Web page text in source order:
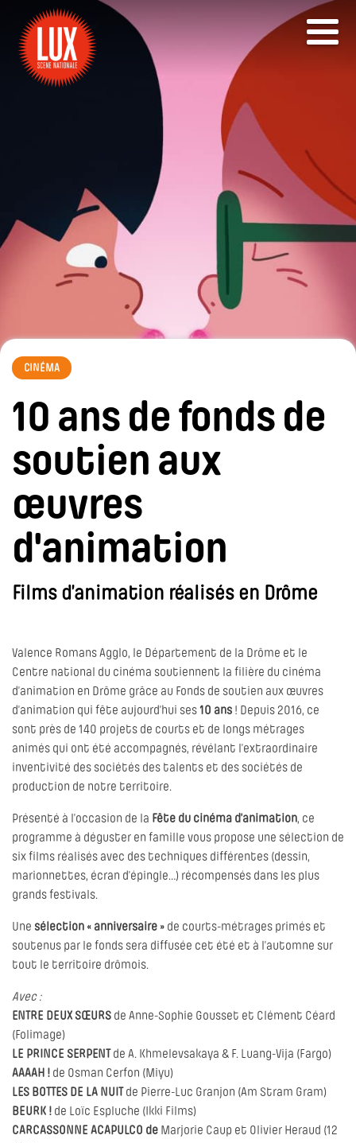
CINÉMA
10 ans de fonds de
soutien aux
œuvres
d'animation
Films d’animation réalisés en Drôme
Valence Romans Agglo, le Département de la Drôme et le
Centre national du cinéma soutiennent la filière du cinéma
d’animation en Drôme grâce au Fonds de soutien aux œuvres
d’animation qui fête aujourd’hui ses10 ans ! Depuis 2016, ce
sont près de 140 projets de courts et de longs métrages
animés qui ont été accompagnés, révélant l’extraordinaire
inventivité des sociétés des talents et des sociétés de
production de notre territoire.
Présenté à l’occasion de la Fête du cinéma d’animation, ce
programme à déguster en famille vous propose une sélection de
six films réalisés avec des techniques différentes (dessin,
marionnettes, écran d’épingle…) récompensés dans les plus
grands festivals.
Une sélection « anniversaire » de courts-métrages primés et
soutenus par le fonds sera diffusée cet été et à l’automne sur
tout le territoire drômois.
Avec :
ENTRE DEUX SŒURS de Anne-Sophie Gousset et Clément Céard
(Folimage)
LE PRINCE SERPENT de A. Khmelevsakaya & F. Luang-Vija (Fargo)
AAAAH ! de Osman Cerfon (Miyu)
LES BOTTES DE LA NUIT de Pierre-Luc Granjon (Am Stram Gram)
BEURK ! de Loïc Espluche (Ikki Films)
CARCASSONNE ACAPULCO de Marjorie Caup et Olivier Heraud (12